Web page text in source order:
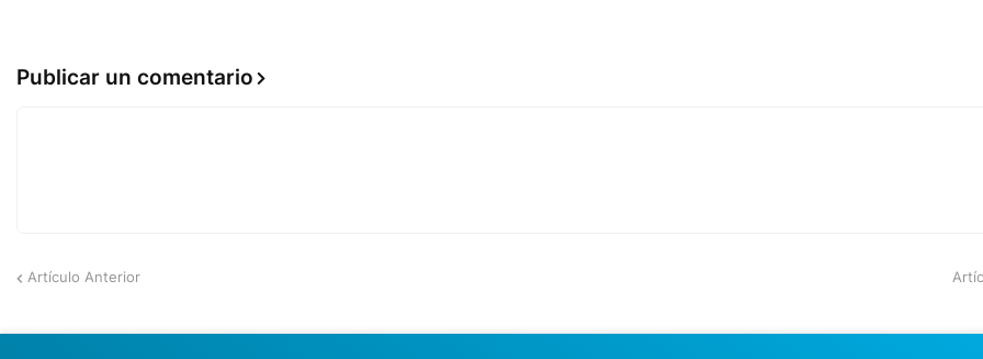
Publicar un comentario
Artículo Anterior